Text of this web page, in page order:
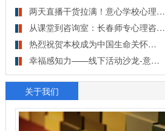
两天直播干货拉满！意心学校心理…
从课堂到咨询室：长春师专心理咨…
热烈祝贺本校成为中国生命关怀…
幸福感知力——线下活动沙龙-意…
关于我们